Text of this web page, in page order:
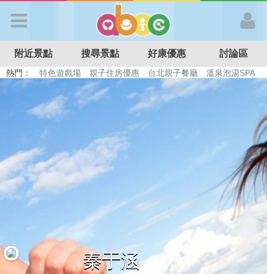
APP登入
首 頁
搜尋景點
好康優惠
最新留言
附近景點 搜尋景點 好康優惠 討論區
熱門： 特色遊戲場 親子住房優惠 台北親子餐廳
溫泉泡湯SPA
溜滑梯民宿
觀光工廠 日本親子景點
秦于涵